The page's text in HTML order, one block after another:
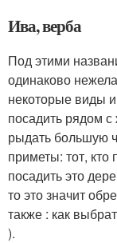
Ива, верба
Под этими
одинаково
некоторые виды
посадить рядом
рыдать большую
приметы: тот, кто
посадить это
то это значит
также : как
).